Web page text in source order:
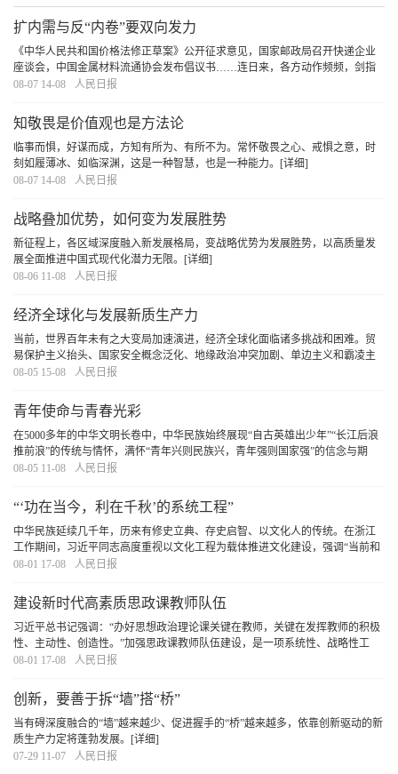
扩内需与反“内卷”要双向发力
《中华人民共和国价格法修正草案》公开征求意见，国家邮政局召开快递企业
座谈会，中国金属材料流通协会发布倡议书……连日来，各方动作频频，剑指
“内卷”、倡导良性竞争。聚合力，不松劲，严防“劣币驱逐良币”，破除逐底竞
08-07 14-08 人民日报
知敬畏是价值观也是方法论
临事而惧，好谋而成，方知有所为、有所不为。常怀敬畏之心、戒惧之意，时
刻如履薄冰、如临深渊，这是一种智慧，也是一种能力。 [详细]
08-07 14-08
人民日报
战略叠加优势，如何变为发展胜势
新征程上，各区域深度融入新发展格局，变战略优势为发展胜势，以高质量发
展全面推进中国式现代化潜力无限。 [详细]
08-06 11-08
人民日报
经济全球化与发展新质生产力
当前，世界百年未有之大变局加速演进，经济全球化面临诸多挑战和困难。贸
易保护主义抬头、国家安全概念泛化、地缘政治冲突加剧、单边主义和霸凌主
义增多，加剧了全球政治经济格局的不确定性，也直接或间接抑制了经济全球
08-05 15-08 人民日报
青年使命与青春光彩
在5000多年的中华文明长卷中，中华民族始终展现“自古英雄出少年”“长江后浪
推前浪”的传统与情怀，满怀“青年兴则民族兴，青年强则国家强”的信念与期
许。广大青年在中国式现代化建设中以奋斗姿态激扬青春，必定会奏响不负时
08-05 11-08 人民日报
“‘功在当今，利在千秋’的系统工程”
中华民族延续几千年，历来有修史立典、存史启智、以文化人的传统。在浙江
工作期间，习近平同志高度重视以文化工程为载体推进文化建设，强调“当前和
今后一个时期，要重点研究、论证和抓好推进文化大省建设的重大工程建设，
08-01 17-08 人民日报
建设新时代高素质思政课教师队伍
习近平总书记强调：“办好思想政治理论课关键在教师，关键在发挥教师的积极
性、主动性、创造性。”加强思政课教师队伍建设，是一项系统性、战略性工
程，必须坚持在强化政治建设、提升专业能力、推动协同育人、健全评价体系
08-01 17-08 人民日报
创新，要善于拆“墙”搭“桥”
当有碍深度融合的“墙”越来越少、促进握手的“桥”越来越多，依靠创新驱动的新
质生产力定将蓬勃发展。 [详细]
07-29 11-07
人民日报